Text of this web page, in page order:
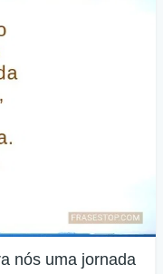
nós uma jornada